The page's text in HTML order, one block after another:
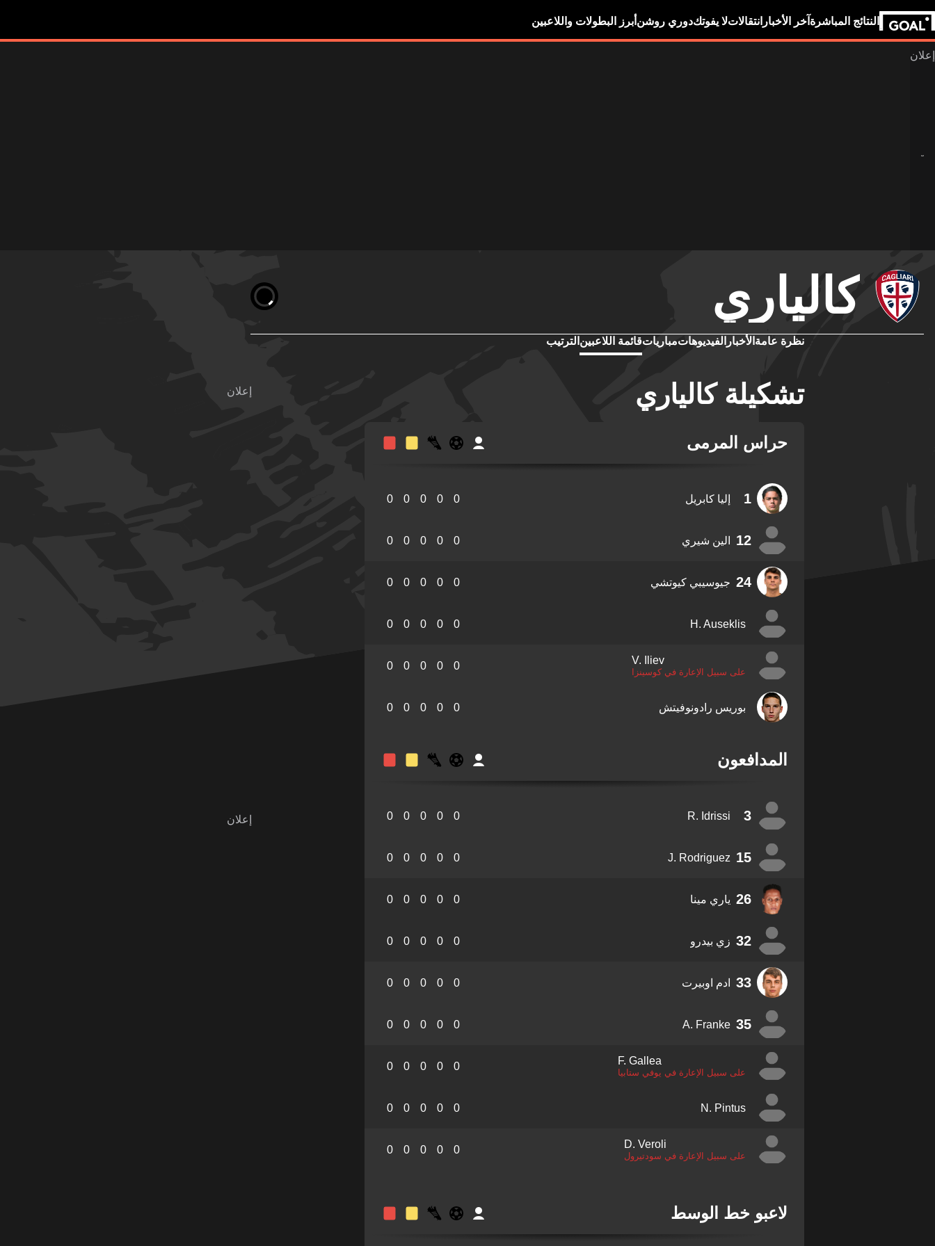
النتائج المباشرة آخر الأخبار انتقالاتلا يفوتكدوري روشن أبرز البطولات واللاعبين
كالياري
نظرة عامة الأخبار الفيديوهاتمبارياتقائمة اللاعبين الترتيب
تشكيلة كالياري
حراس المرمى
1 إليا كابريل 0
0
0
0
0
12 الين شيري 0
0
0
0
0
24 جيوسيبي كيوتشي 0
0
0
0
0
H. Auseklis
0
0
0
0
0
V. Iliev
على سبيل الإعارة في كوسينزا
0
0
0
0
0
بوريس رادونوفيتش 0
0
0
0
0
المدافعون
3
R. Idrissi
0
0
0
0
0
15
J. Rodriguez
0
0
0
0
0
26 ياري مينا 0
0
0
0
0
32 زي بيدرو 0
0
0
0
0
33 ادم اوبيرت 0
0
0
0
0
35
A. Franke
0
0
0
0
0
F. Gallea
على سبيل الإعارة في يوفي ستابيا
0
0
0
0
0
N. Pintus
0
0
0
0
0
D. Veroli
على سبيل الإعارة في سودتيرول
0
0
0
0
0
لاعبو خط الوسط